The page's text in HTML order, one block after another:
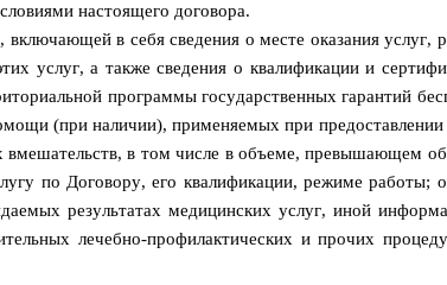
настоящего договора.
в себя сведения о месте оказания
услуг, а также сведения о квалификации и
программы государственных гарантий
(при наличии), применяемых при
вмешательств, в том числе в объеме, превышающем
по Договору, его квалификации, режиме работы;
результатах медицинских услуг, иной
лечебно-профилактических и прочих